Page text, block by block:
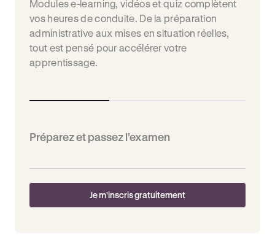
Modules e-learning, vidéos et quiz complètent
vos heures de conduite. De la préparation
administrative aux mises en situation réelles,
tout est pensé pour accélérer votre
apprentissage.
Préparez et passez l’examen
Je m'inscris gratuitement